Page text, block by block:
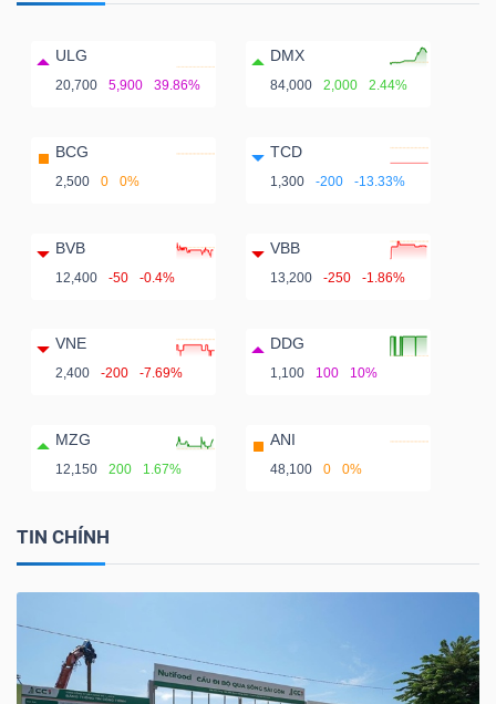
ULG
20,700 5,900 39.86%
DMX
84,000 2,000 2.44%
BCG
2,500 0 0%
TCD
1,300 -200 -13.33%
BVB
12,400 -50 -0.4%
VBB
13,200 -250 -1.86%
VNE
2,400 -200 -7.69%
DDG
1,100 100 10%
MZG
12,150 200 1.67%
ANI
48,100 0 0%
TIN CHÍNH